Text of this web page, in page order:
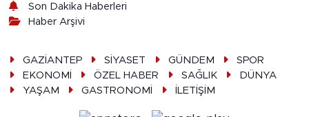
Son Dakika Haberleri
Haber Arşivi
GAZİANTEP SİYASET GÜNDEM
SPOR
EKONOMİ
ÖZEL HABER SAĞLIK
DÜNYA
YAŞAM
GASTRONOMİ İLETİŞİM